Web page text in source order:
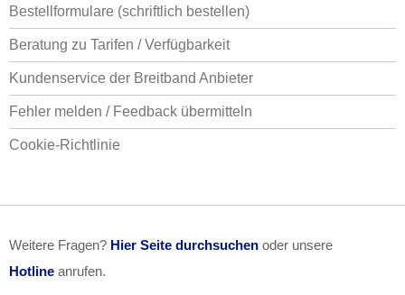
Bestellformulare (schriftlich bestellen)
Beratung zu Tarifen / Verfügbarkeit
Kundenservice der Breitband Anbieter
Fehler melden / Feedback übermitteln
Cookie-Richtlinie
Weitere Fragen? Hier Seite durchsuchen oder unsere
Hotline anrufen.